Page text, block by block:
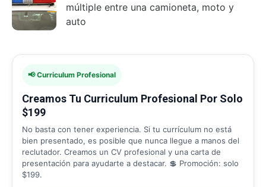
múltiple entre una camioneta, moto y
auto
📢 Curriculum Profesional
Creamos Tu Curriculum Profesional Por Solo
$199
No basta con tener experiencia. Si tu currículum no está
bien presentado, es posible que nunca llegue a manos del
reclutador. Creamos un CV profesional y una carta de
presentación para ayudarte a destacar. 💲 Promoción: solo
$199.